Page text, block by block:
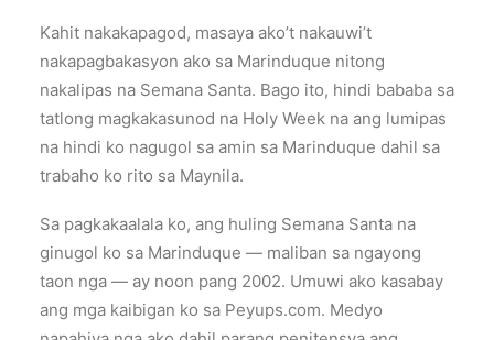
Kahit nakakapagod, masaya ako’t nakauwi’t
nakapagbakasyon ako sa Marinduque nitong
nakalipas na Semana Santa. Bago ito, hindi bababa sa
tatlong magkakasunod na Holy Week na ang lumipas
na hindi ko nagugol sa amin sa Marinduque dahil sa
trabaho ko rito sa Maynila.
Sa pagkakaalala ko, ang huling Semana Santa na
ginugol ko sa Marinduque — maliban sa ngayong
taon nga — ay noon pang 2002. Umuwi ako kasabay
ang mga kaibigan ko sa Peyups.com. Medyo